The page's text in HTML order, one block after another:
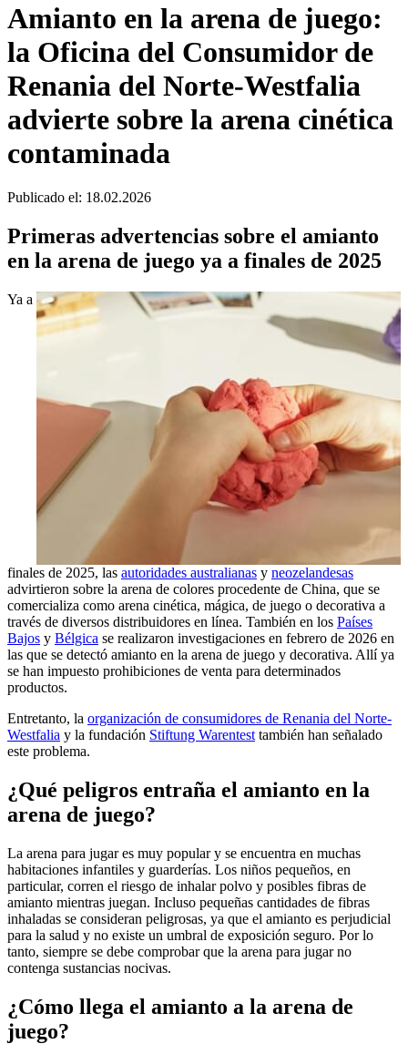
Amianto en la arena de juego:
la Oficina del Consumidor de
Renania del Norte-Westfalia
advierte sobre la arena cinética
contaminada
Publicado el: 18.02.2026
Primeras advertencias sobre el amianto
en la arena de juego ya a finales de 2025
Ya a
finales de 2025, las autoridades australianas y neozelandesas
advirtieron sobre la arena de colores procedente de China, que se
comercializa como arena cinética, mágica, de juego o decorativa a
través de diversos distribuidores en línea. También en los Países
Bajos y Bélgica se realizaron investigaciones en febrero de 2026 en
las que se detectó amianto en la arena de juego y decorativa. Allí ya
se han impuesto prohibiciones de venta para determinados
productos.
Entretanto, la organización de consumidores de Renania del Norte-
Westfalia y la fundación Stiftung Warentest también han señalado
este problema.
¿Qué peligros entraña el amianto en la
arena de juego?
La arena para jugar es muy popular y se encuentra en muchas
habitaciones infantiles y guarderías. Los niños pequeños, en
particular, corren el riesgo de inhalar polvo y posibles fibras de
amianto mientras juegan. Incluso pequeñas cantidades de fibras
inhaladas se consideran peligrosas, ya que el amianto es perjudicial
para la salud y no existe un umbral de exposición seguro. Por lo
tanto, siempre se debe comprobar que la arena para jugar no
contenga sustancias nocivas.
¿Cómo llega el amianto a la arena de
juego?